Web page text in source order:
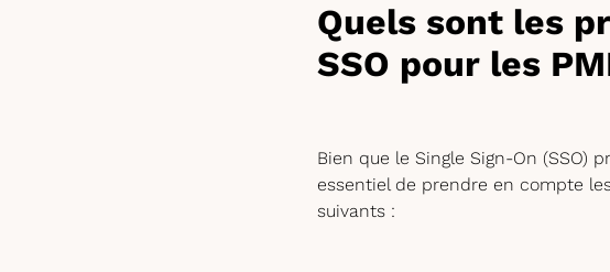
Quels sont les
SSO pour les
Bien que le Single Sign-On (SSO)
essentiel de prendre en compte
suivants :